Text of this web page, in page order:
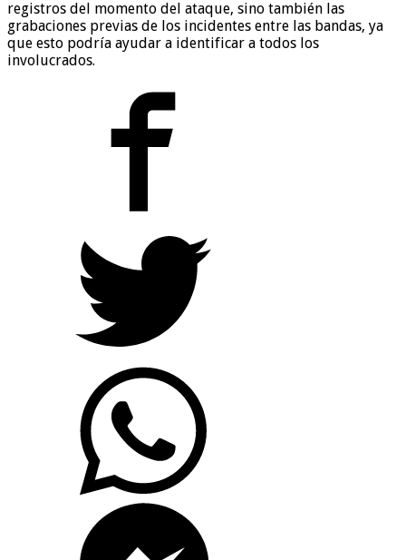
registros del momento del ataque, sino también las
grabaciones previas de los incidentes entre las bandas, ya
que esto podría ayudar a identificar a todos los
involucrados.